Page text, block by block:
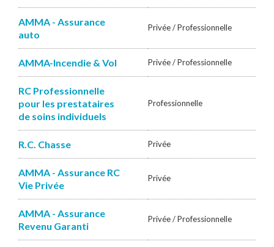
AMMA - Assurance
auto
Privée / Professionnelle
AMMA-Incendie & Vol Privée / Professionnelle
RC Professionnelle
pour les prestataires
de soins individuels
Professionnelle
R.C. Chasse Privée
AMMA - Assurance RC
Vie Privée
Privée
AMMA - Assurance
Revenu Garanti
Privée / Professionnelle